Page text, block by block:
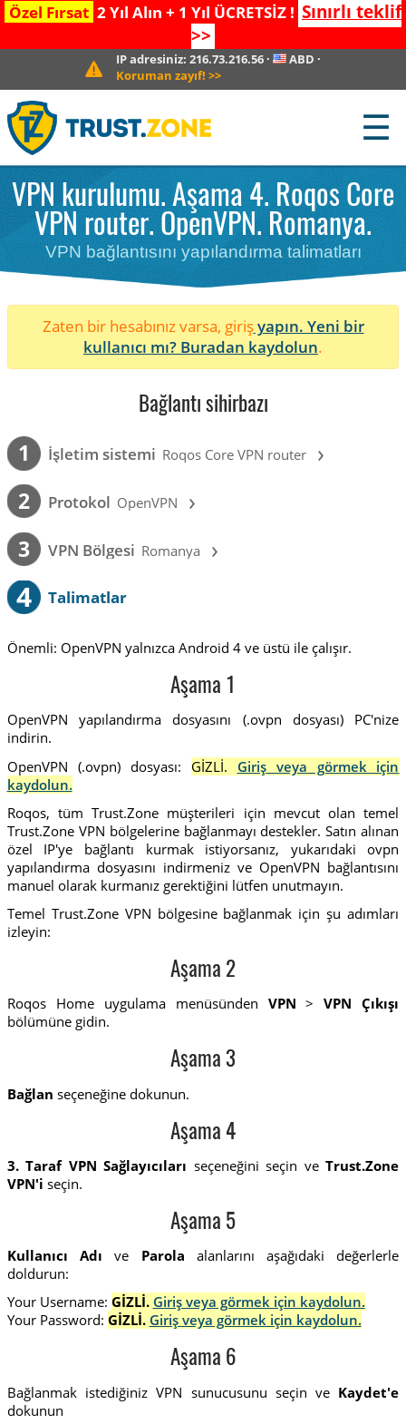
Özel Fırsat 2 Yıl Alın + 1 Yıl ÜCRETSİZ ! Sınırlı teklif
>>
IP adresiniz: 216.73.216.56· ABD ·
Koruman zayıf! >>
☰
VPN kurulumu. Aşama 4. Roqos Core
VPN router. OpenVPN. Romanya.
VPN bağlantısını yapılandırma talimatları
Zaten bir hesabınız varsa, girişyapın. Yeni bir
kullanıcı mı? Buradan kaydolun.
Bağlantı sihirbazı
1 İşletim sistemi Roqos Core VPN router ›
2 Protokol OpenVPN ›
3 VPN Bölgesi Romanya ›
4 Talimatlar
Önemli: OpenVPN yalnızca Android 4 ve üstü ile çalışır.
Aşama 1
OpenVPN yapılandırma dosyasını (.ovpn dosyası) PC'nize
indirin.
OpenVPN (.ovpn) dosyası:
GİZLİ. Giriş veya görmek için
kaydolun.
Roqos, tüm Trust.Zone müşterileri için mevcut olan temel
Trust.Zone VPN bölgelerine bağlanmayı destekler. Satın alınan
özel IP'ye bağlantı kurmak istiyorsanız, yukarıdaki ovpn
yapılandırma dosyasını indirmeniz ve OpenVPN bağlantısını
manuel olarak kurmanız gerektiğini lütfen unutmayın.
Temel Trust.Zone VPN bölgesine bağlanmak için şu adımları
izleyin:
Aşama 2
Roqos Home uygulama menüsünden VPN >VPN Çıkışı
bölümüne gidin.
Aşama 3
Bağlan seçeneğine dokunun.
Aşama 4
3. Taraf VPN Sağlayıcıları seçeneğini seçin veTrust.Zone
VPN'i seçin.
Aşama 5
Kullanıcı Adı ve Parola alanlarını aşağıdaki değerlerle
doldurun:
Your Username: GİZLİ. Giriş veya görmek için kaydolun.
Your Password: GİZLİ. Giriş veya görmek için kaydolun.
Aşama 6
Bağlanmak istediğiniz VPN sunucusunu seçin ve Kaydet'e
dokunun